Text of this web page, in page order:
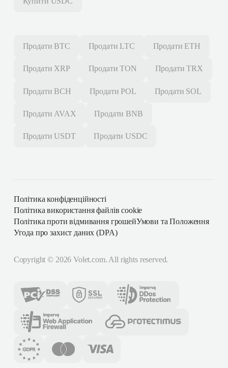
Продати BTC Продати LTC Продати ETH
Продати XRP Продати TON Продати TRX
Продати BCH Продати POL Продати SOL
Продати AVAX Продати BNB
Продати USDT Продати USDC
Політика конфіденційності
Політика використання файлів cookie
Політика проти відмивання грошейУмови та Положення
Угода про захист даних (DPA)
Copyright © 2026 Volet.com. All rights reserved.